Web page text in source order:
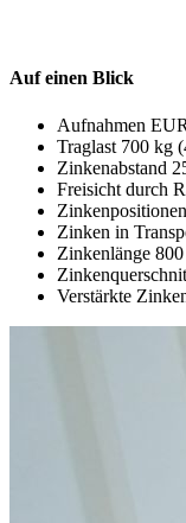
Auf einen Blick
Aufnahmen
Traglast 700 kg
Zinkenabstand
Freisicht durch
Zinken in
Zinkenlänge
Verstärkte